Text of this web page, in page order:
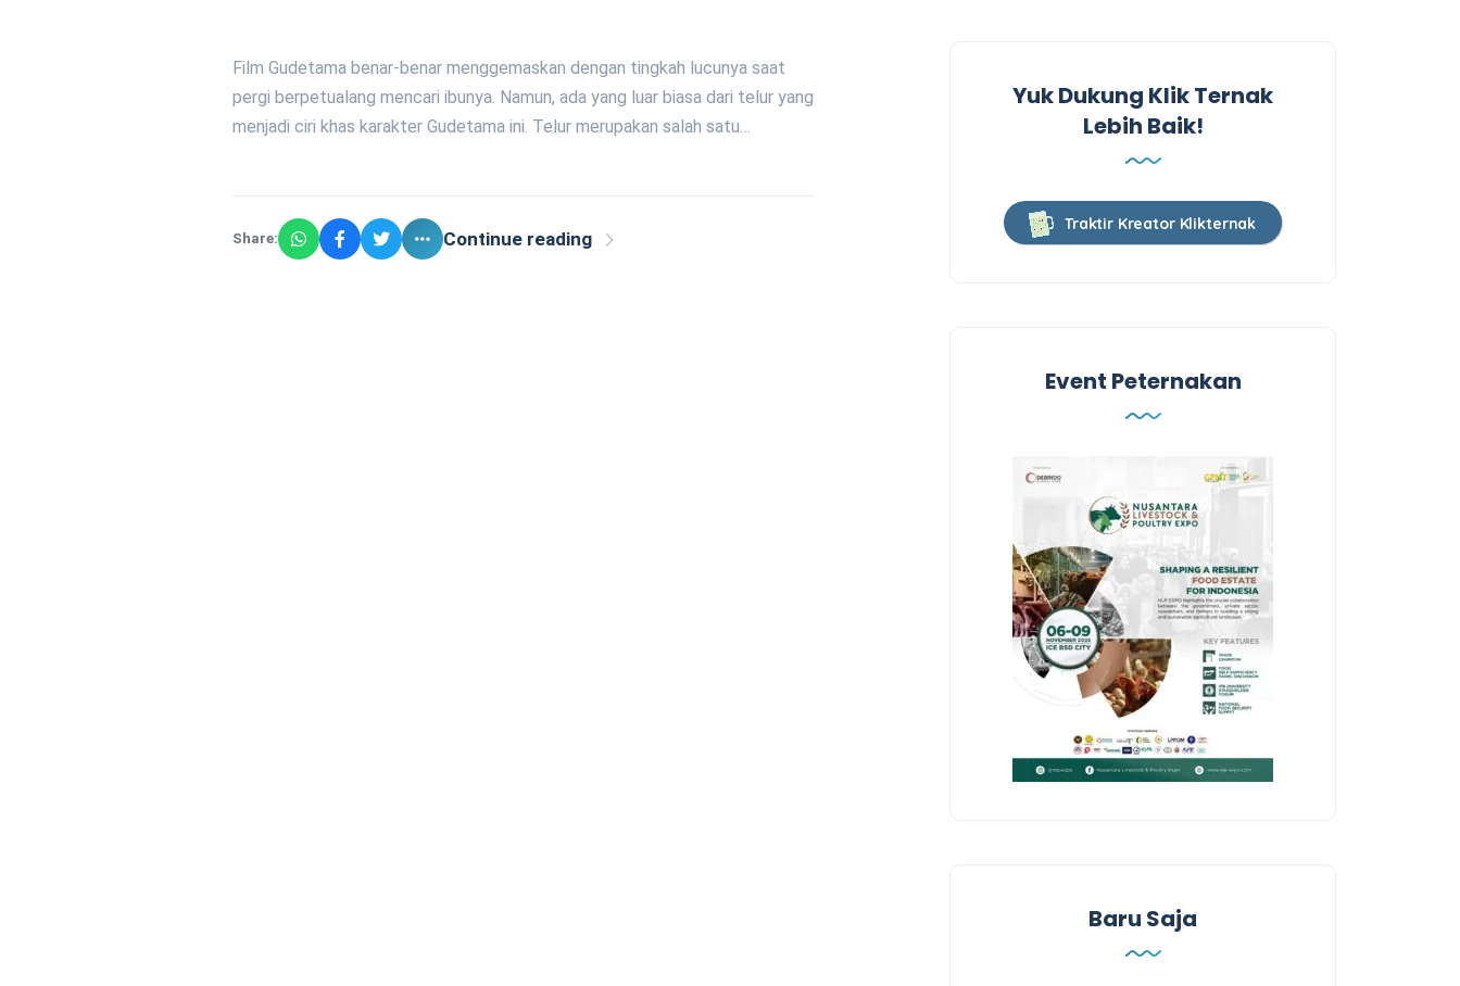
Film Gudetama benar-benar menggemaskan dengan tingkah lucunya saat
pergi berpetualang mencari ibunya. Namun, ada yang luar biasa dari telur yang
menjadi ciri khas karakter Gudetama ini. Telur merupakan salah satu…
Share: Continue reading
Yuk Dukung Klik Ternak
Lebih Baik!
Traktir Kreator Klikternak
Event Peternakan
Baru Saja